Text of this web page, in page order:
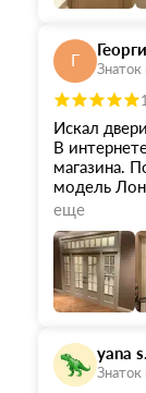
Г
Знаток
Искал
В
магазина.
модель
Замерщик
обмерил.
дней
получил
двери. У
очень
белорусы
Уж больно
еще
yana s.
Знаток